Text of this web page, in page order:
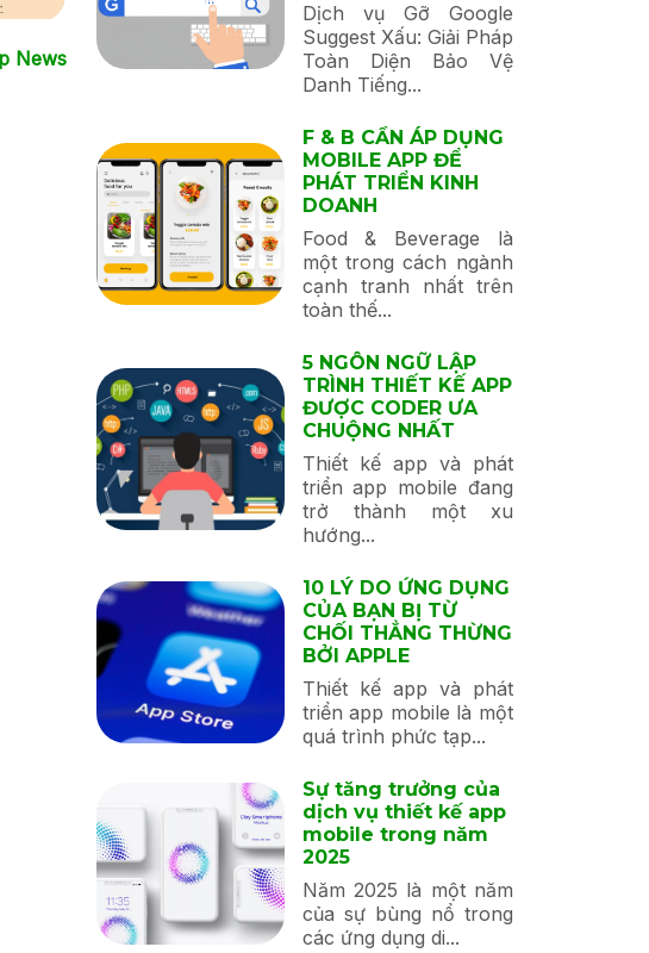
News
Dịch vụ Gỡ Google
Suggest Xấu: Giải Pháp
Toàn Diện Bảo Vệ
Danh Tiếng...
F & B CẦN ÁP DỤNG
MOBILE APP ĐỂ
PHÁT TRIỂN KINH
DOANH
Food & Beverage là
một trong cách ngành
cạnh tranh nhất trên
toàn thế...
5 NGÔN NGỮ LẬP
TRÌNH THIẾT KẾ APP
ĐƯỢC CODER ƯA
CHUỘNG NHẤT
Thiết kế app và phát
triển app mobile đang
trở thành một xu
hướng...
10 LÝ DO ỨNG DỤNG
CỦA BẠN BỊ TỪ
CHỐI THẲNG THỪNG
BỞI APPLE
Thiết kế app và phát
triển app mobile là một
quá trình phức tạp...
Sự tăng trưởng của
dịch vụ thiết kế app
mobile trong năm
2025
Năm 2025 là một năm
của sự bùng nổ trong
các ứng dụng di...